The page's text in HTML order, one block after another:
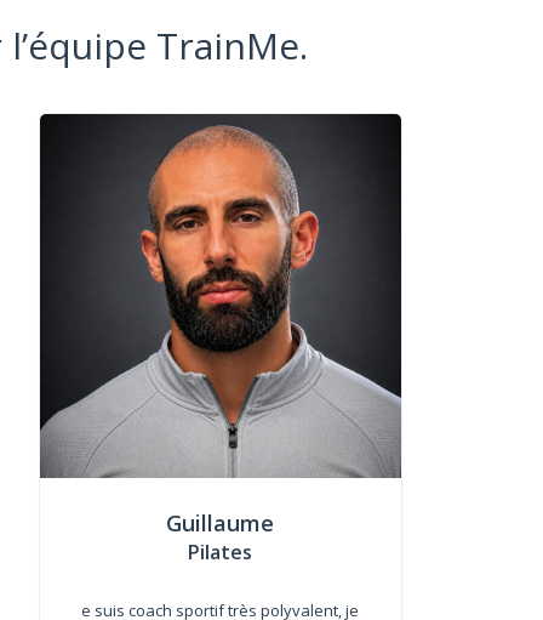
TrainMe.
Guillaume
Pilates
e suis coach sportif très polyvalent, je